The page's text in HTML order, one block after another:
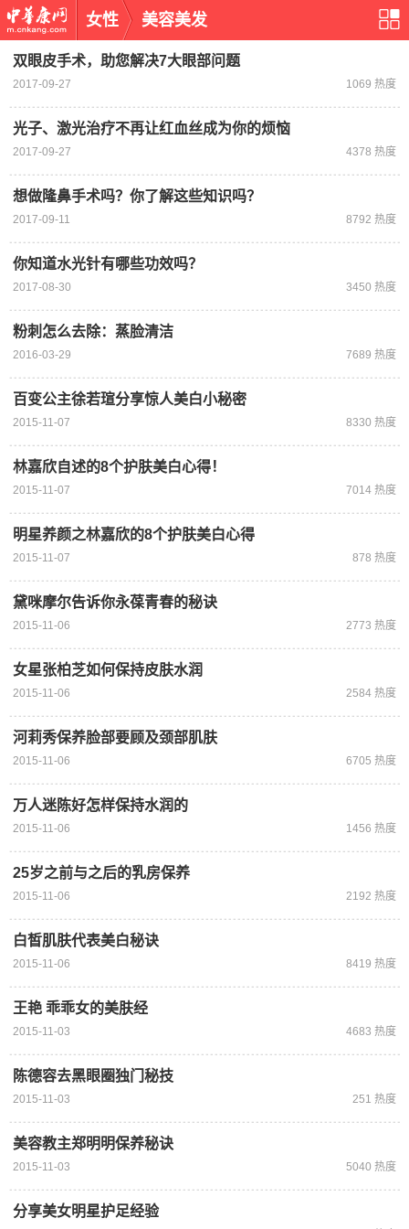
女性 美容美发
双眼皮手术，助您解决7大眼部问题
2017-09-27 1069 热度
光子、激光治疗不再让红血丝成为你的烦恼
2017-09-27 4378 热度
想做隆鼻手术吗？你了解这些知识吗？
2017-09-11 8792 热度
你知道水光针有哪些功效吗？
2017-08-30 3450 热度
粉刺怎么去除：蒸脸清洁
2016-03-29 7689 热度
百变公主徐若瑄分享惊人美白小秘密
2015-11-07 8330 热度
林嘉欣自述的8个护肤美白心得！
2015-11-07 7014 热度
明星养颜之林嘉欣的8个护肤美白心得
2015-11-07 878 热度
黛咪摩尔告诉你永葆青春的秘诀
2015-11-06 2773 热度
女星张柏芝如何保持皮肤水润
2015-11-06 2584 热度
河莉秀保养脸部要顾及颈部肌肤
2015-11-06 6705 热度
万人迷陈好怎样保持水润的
2015-11-06 1456 热度
25岁之前与之后的乳房保养
2015-11-06 2192 热度
白皙肌肤代表美白秘诀
2015-11-06 8419 热度
王艳 乖乖女的美肤经
2015-11-03 4683 热度
陈德容去黑眼圈独门秘技
2015-11-03 251 热度
美容教主郑明明保养秘诀
2015-11-03 5040 热度
分享美女明星护足经验